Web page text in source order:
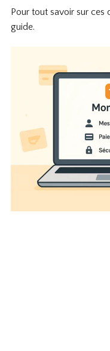
Pour tout savoir sur ces
guide.